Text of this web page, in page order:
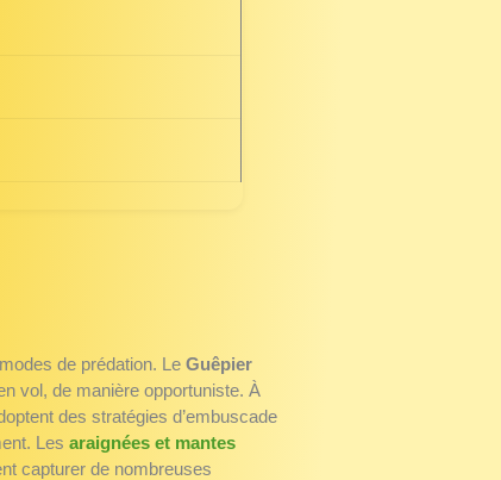
de prédation. Le Guêpier
vol, de manière opportuniste. À
des stratégies d’embuscade
Les araignées et mantes
capturer de nombreuses